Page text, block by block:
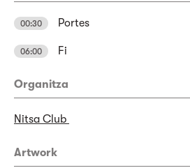
00:30 Portes
06:00 Fi
Organitza
Nitsa Club
Artwork